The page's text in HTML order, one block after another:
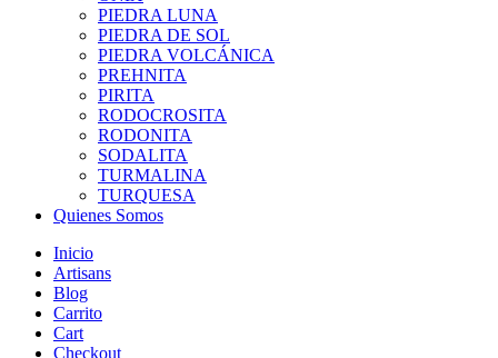
PIEDRA LUNA
PIEDRA DE SOL
PIEDRA VOLCÁNICA
PREHNITA
PIRITA
RODOCROSITA
RODONITA
SODALITA
TURMALINA
TURQUESA
Quienes Somos
Inicio
Artisans
Blog
Carrito
Cart
Checkout